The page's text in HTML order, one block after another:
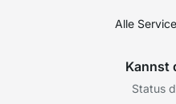
Alle
Kannst
Status